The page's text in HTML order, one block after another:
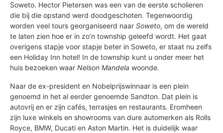
Soweto. Hector Pietersen was een van de eerste scholieren
die bij die opstand werd doodgeschoten. Tegenwoordig
worden veel tours georganiseerd naar Soweto, om de wereld
te laten zien hoe er in zo’n township geleefd wordt. Het gaat
overigens stapje voor stapje beter in Soweto, er staat nu zelfs
een Holiday Inn hotel! In de township kunt u onder meer het
huis bezoeken waar Nelson Mandela woonde.
Naar de ex-president en Nobelprijswinnaar is een plein
genoemd in het al eerder genoemde Sandton. Dat plein is
autovrij en er zijn cafés, terrasjes en restaurants. Eromheen
zijn luxe winkels en showrooms van dure automerken als Rolls
Royce, BMW, Ducati en Aston Martin. Het is duidelijk waar